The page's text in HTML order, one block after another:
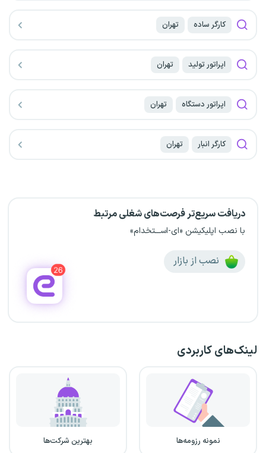
کارگر ساده تهران
اپراتور تولید تهران
اپراتور دستگاه تهران
کارگر انبار تهران
دریافت سریع‌تر فرصت‌های شغلی مرتبط
با نصب اپلیکیشن «ای-اســـتخدام»
نصب از بازار
لینک‌های کاربردی
نمونه رزومه‌ها بهترین شرکت‌ها